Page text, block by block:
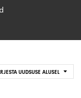
UUDSUSE ALUSEL